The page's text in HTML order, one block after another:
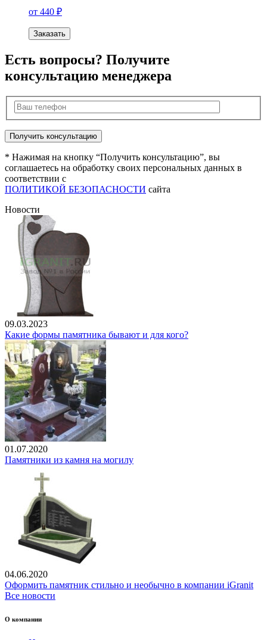
от 440 ₽
Заказать
Есть вопросы? Получите
консультацию менеджера
* Нажимая на кнопку “Получить консультацию”, вы
соглашаетесь на обработку своих персональных данных в
соответствии с
ПОЛИТИКОЙ БЕЗОПАСНОСТИ сайта
Новости
09.03.2023
Какие формы памятника бывают и для кого?
01.07.2020
Памятники из камня на могилу
04.06.2020
Оформить памятник стильно и необычно в компании iGranit
Все новости
О компании